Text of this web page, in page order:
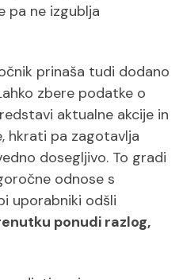
pa ne izgublja
prinaša tudi dodano
zbere podatke o
aktualne akcije in
hkrati pa zagotavlja
dosegljivo. To gradi
odnose s
uporabniki odšli
ponudi razlog,